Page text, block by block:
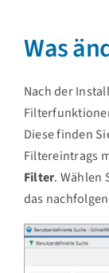
Was
Nach der
Diese finden
Filtereintrags
Filter. Wählen
das